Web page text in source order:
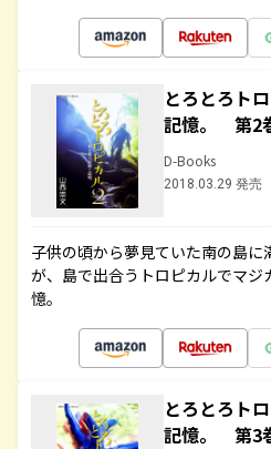
とろとろト
記憶。 第2
D-Books
2018.03.29 発売
子供の頃から夢見ていた南の島
が、島で出合うトロピカルでマ
憶。
とろとろト
記憶。 第3